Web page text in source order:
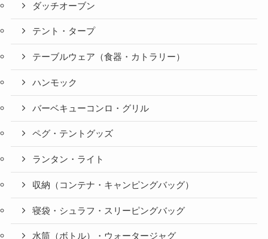
ダッチオーブン
テント・タープ
テーブルウェア（食器・カトラリー）
ハンモック
バーベキューコンロ・グリル
ペグ・テントグッズ
ランタン・ライト
収納（コンテナ・キャンピングバッグ）
寝袋・シュラフ・スリーピングバッグ
水筒（ボトル）・ウォータージャグ